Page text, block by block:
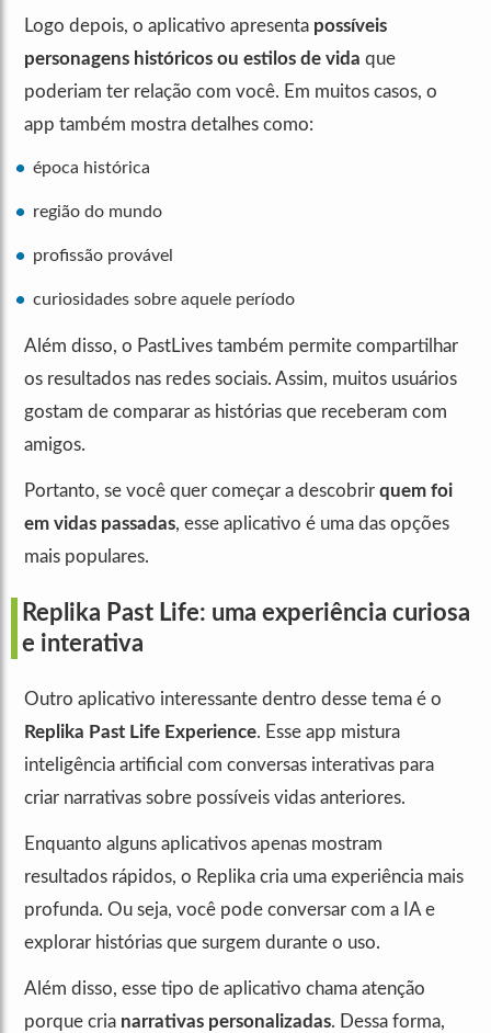
Logo depois, o aplicativo apresenta possíveis
personagens históricos ou estilos de vida que
poderiam ter relação com você. Em muitos casos, o
app também mostra detalhes como:
época histórica
região do mundo
profissão provável
curiosidades sobre aquele período
Além disso, o PastLives também permite compartilhar
os resultados nas redes sociais. Assim, muitos usuários
gostam de comparar as histórias que receberam com
amigos.
Portanto, se você quer começar a descobrir quem foi
em vidas passadas, esse aplicativo é uma das opções
mais populares.
Replika Past Life: uma experiência curiosa
e interativa
Outro aplicativo interessante dentro desse tema é o
Replika Past Life Experience. Esse app mistura
inteligência artificial com conversas interativas para
criar narrativas sobre possíveis vidas anteriores.
Enquanto alguns aplicativos apenas mostram
resultados rápidos, o Replika cria uma experiência mais
profunda. Ou seja, você pode conversar com a IA e
explorar histórias que surgem durante o uso.
Além disso, esse tipo de aplicativo chama atenção
porque cria narrativas personalizadas. Dessa forma,